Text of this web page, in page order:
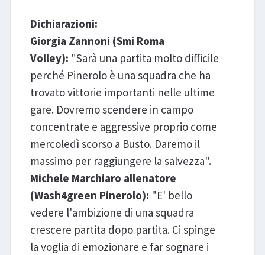
Dichiarazioni:
Giorgia Zannoni (Smi Roma
Volley): "Sarà una partita molto difficile
perché Pinerolo è una squadra che ha
trovato vittorie importanti nelle ultime
gare. Dovremo scendere in campo
concentrate e aggressive proprio come
mercoledì scorso a Busto. Daremo il
massimo per raggiungere la salvezza".
Michele Marchiaro allenatore
(Wash4green Pinerolo): "E' bello
vedere l'ambizione di una squadra
crescere partita dopo partita. Ci spinge
la voglia di emozionare e far sognare i